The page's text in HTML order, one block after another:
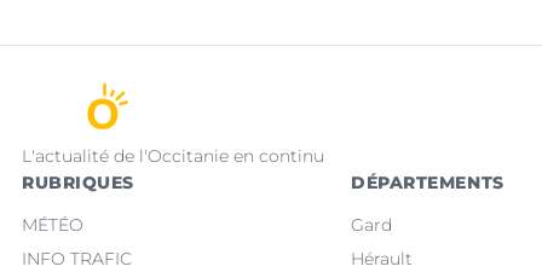
L'actualité de l'Occitanie en continu
RUBRIQUES
MÉTÉO
INFO TRAFIC
DÉPARTEMENTS
Gard
Hérault